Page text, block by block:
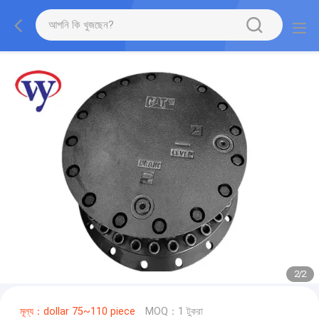
2/2
মূল্য：dollar 75~110 piece MOQ：1 টুকরা